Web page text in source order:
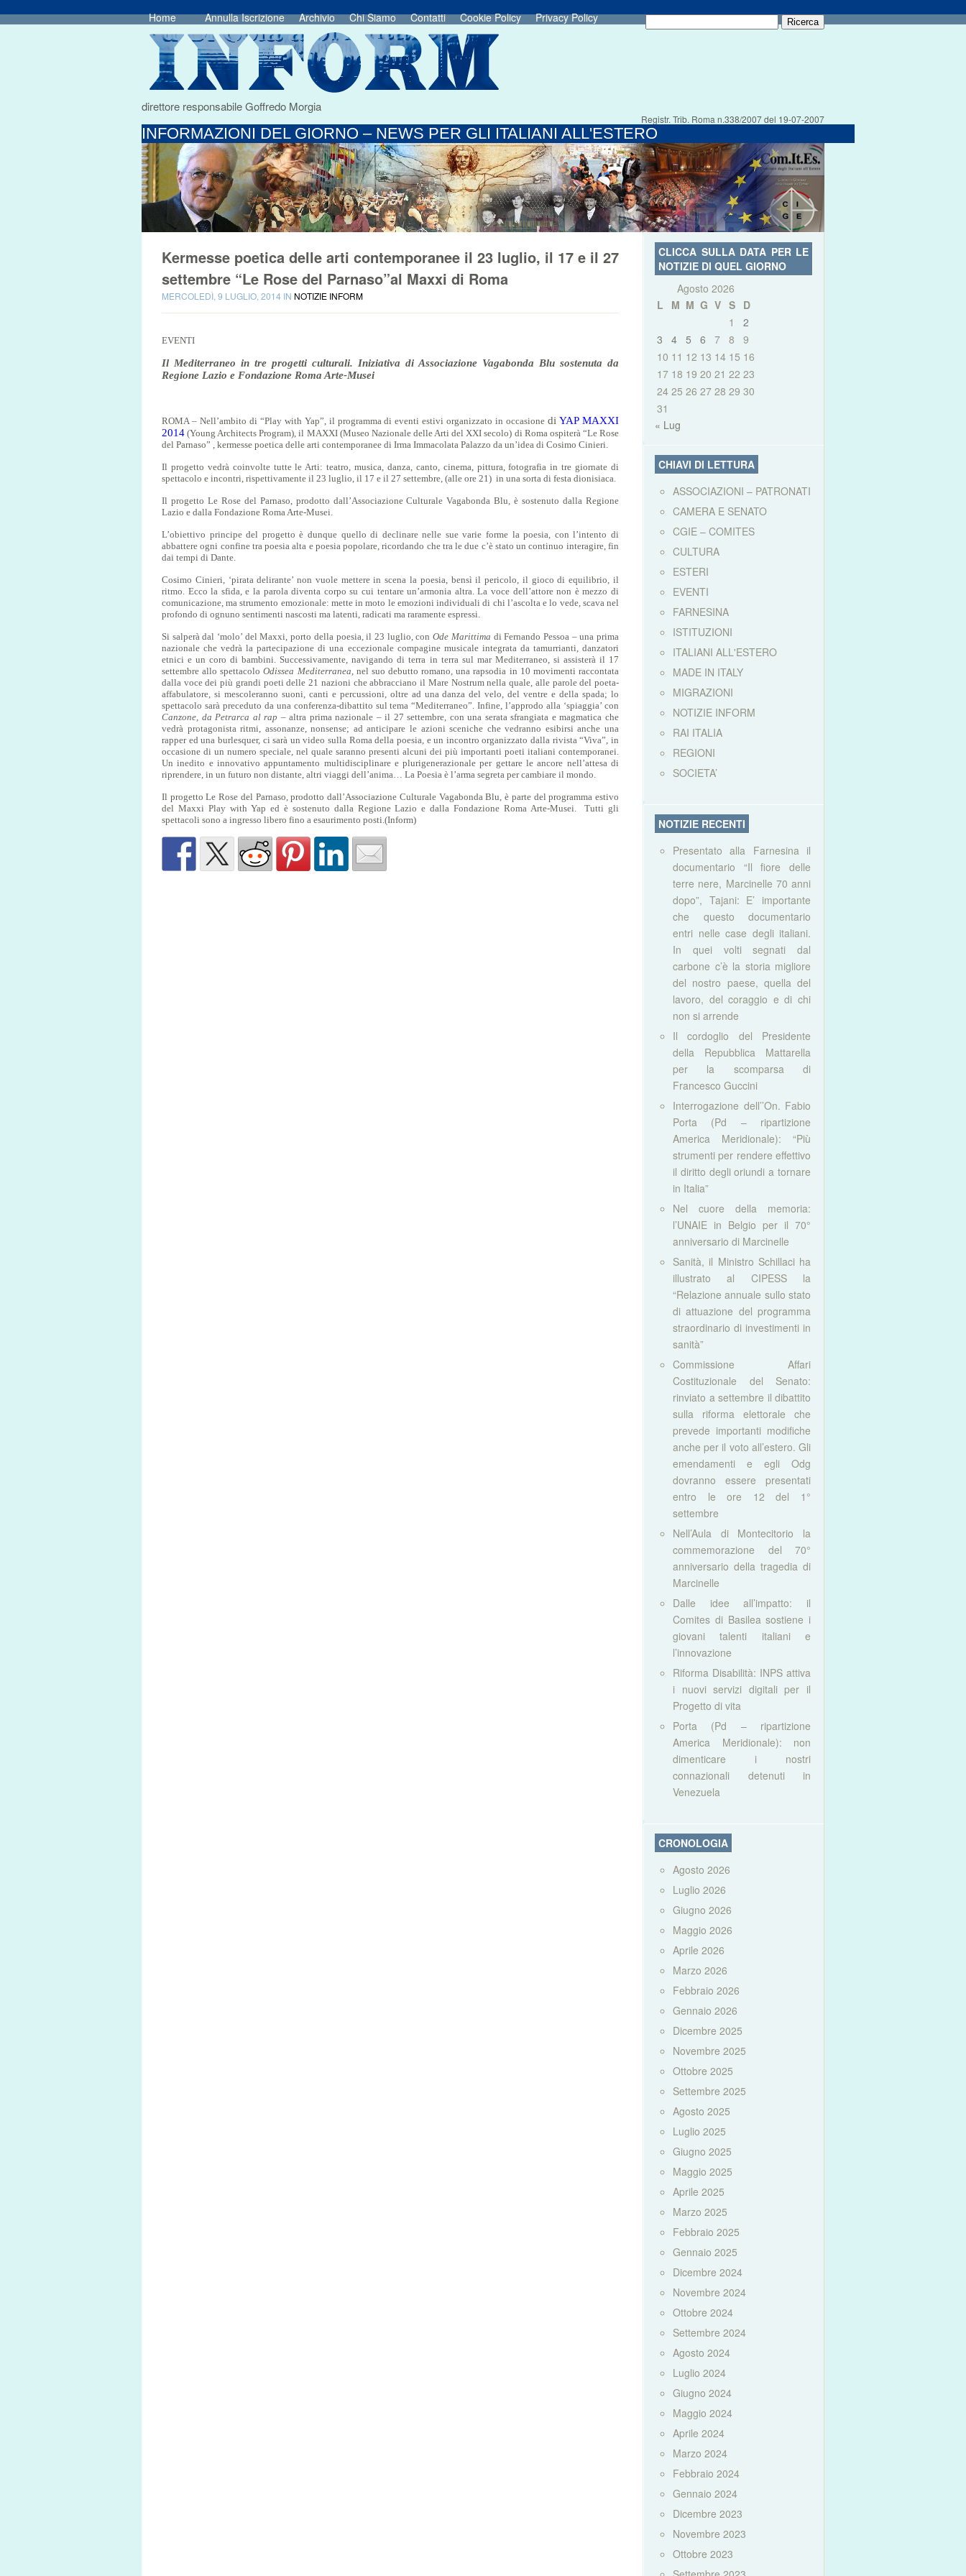
Home Annulla Iscrizione Archivio Chi Siamo Contatti Cookie Policy Privacy Policy
direttore responsabile Goffredo Morgia
Registr. Trib. Roma n.338/2007 del 19-07-2007
INFORMAZIONI DEL GIORNO – NEWS PER GLI ITALIANI ALL'ESTERO
Kermesse poetica delle arti contemporanee il 23 luglio, il 17 e il 27
settembre “Le Rose del Parnaso”al Maxxi di Roma
MERCOLEDÌ, 9 LUGLIO, 2014 IN NOTIZIE INFORM
EVENTI
Il Mediterraneo in tre progetti culturali. Iniziativa di Associazione Vagabonda Blu sostenuta da
Regione Lazio e Fondazione Roma Arte-Musei
ROMA – Nell’ambito di “Play with Yap”, il programma di eventi estivi organizzato in occasionediYAP MAXXI
2014 (Young Architects Program), il MAXXI (Museo Nazionale delle Arti del XXI secolo) di Roma ospiterà “Le Rose
del Parnaso” , kermesse poetica delle arti contemporanee di Irma Immacolata Palazzo da un’idea di Cosimo Cinieri.
Il progetto vedrà coinvolte tutte le Arti: teatro, musica, danza, canto, cinema, pittura, fotografia in tre giornate di
spettacolo e incontri, rispettivamente il 23 luglio, il 17 e il 27 settembre, (alle ore 21) in una sorta di festa dionisiaca.
Il progetto Le Rose del Parnaso, prodotto dall’Associazione Culturale Vagabonda Blu, è sostenuto dalla Regione
Lazio e dalla Fondazione Roma Arte-Musei.
L’obiettivo principe del progetto è dunque quello di declinare nelle sue varie forme la poesia, con l’intento di
abbattere ogni confine tra poesia alta e poesia popolare, ricordando che tra le due c’è stato un continuo interagire, fin
dai tempi di Dante.
Cosimo Cinieri, ‘pirata delirante’ non vuole mettere in scena la poesia, bensì il pericolo, il gioco di equilibrio, il
ritmo. Ecco la sfida, e la parola diventa corpo su cui tentare un’armonia altra. La voce dell’attore non è mezzo di
comunicazione, ma strumento emozionale: mette in moto le emozioni individuali di chi l’ascolta e lo vede, scava nel
profondo di ognuno sentimenti nascosti ma latenti, radicati ma raramente espressi.
Si salperà dal ‘molo’ del Maxxi, porto della poesia, il 23 luglio, conOde Marittima di Fernando Pessoa – una prima
nazionale che vedrà la partecipazione di una eccezionale compagine musicale integrata da tamurrianti, danzatori
etnici e un coro di bambini. Successivamente, navigando di terra in terra sul mar Mediterraneo, si assisterà il 17
settembre allo spettacoloOdissea Mediterranea, nel suo debutto romano, una rapsodia in 10 movimenti raccontata
dalla voce dei più grandi poeti delle 21 nazioni che abbracciano il Mare Nostrum nella quale, alle parole del poeta-
affabulatore, si mescoleranno suoni, canti e percussioni, oltre ad una danza del velo, del ventre e della spada; lo
spettacolo sarà preceduto da una conferenza-dibattito sul tema “Mediterraneo”. Infine, l’approdo alla ‘spiaggia’ con
Canzone, da Petrarca al rap – altra prima nazionale – il 27 settembre, con una serata sfrangiata e magmatica che
vedrà protagonista ritmi, assonanze, nonsense; ad anticipare le azioni sceniche che vedranno esibirsi anche una
rapper ed una burlesquer, ci sarà un video sulla Roma della poesia, e un incontro organizzato dalla rivista “Viva”, in
occasione di un numero speciale, nel quale saranno presenti alcuni dei più importanti poeti italiani contemporanei.
Un inedito e innovativo appuntamento multidisciplinare e plurigenerazionale per gettare le ancore nell’attesa di
riprendere, in un futuro non distante, altri viaggi dell’anima… La Poesia è l’arma segreta per cambiare il mondo.
Il progetto Le Rose del Parnaso, prodotto dall’Associazione Culturale Vagabonda Blu, è parte del programma estivo
del Maxxi Play with Yap ed è sostenuto dalla Regione Lazio e dalla Fondazione Roma Arte-Musei. Tutti gli
spettacoli sono a ingresso libero fino a esaurimento posti.(Inform)
CLICCA SULLA DATA PER LE
NOTIZIE DI QUEL GIORNO
Agosto 2026
L
M M G V S D
1
2
3
4 5 6 7 8
9
10 11 12 13 14 15 16
17 18 19 20 21 22 23
24 25 26 27 28 29 30
31
« Lug
CHIAVI DI LETTURA
ASSOCIAZIONI – PATRONATI
CAMERA E SENATO
CGIE – COMITES
CULTURA
ESTERI
EVENTI
FARNESINA
ISTITUZIONI
ITALIANI ALL'ESTERO
MADE IN ITALY
MIGRAZIONI
NOTIZIE INFORM
RAI ITALIA
REGIONI
SOCIETA’
NOTIZIE RECENTI
Presentato alla Farnesina il
documentario “Il fiore delle
terre nere, Marcinelle 70 anni
dopo”, Tajani: E’ importante
che questo documentario
entri nelle case degli italiani.
In quei volti segnati dal
carbone c’è la storia migliore
del nostro paese, quella del
lavoro, del coraggio e di chi
non si arrende
Il cordoglio del Presidente
della Repubblica Mattarella
per la scomparsa di
Francesco Guccini
Interrogazione dell’’On. Fabio
Porta (Pd – ripartizione
America Meridionale): “Più
strumenti per rendere effettivo
il diritto degli oriundi a tornare
in Italia”
Nel cuore della memoria:
l’UNAIE in Belgio per il 70°
anniversario di Marcinelle
Sanità, il Ministro Schillaci ha
illustrato al CIPESS la
“Relazione annuale sullo stato
di attuazione del programma
straordinario di investimenti in
sanità”
Commissione Affari
Costituzionale del Senato:
rinviato a settembre il dibattito
sulla riforma elettorale che
prevede importanti modifiche
anche per il voto all’estero. Gli
emendamenti e egli Odg
dovranno essere presentati
entro le ore 12 del 1°
settembre
Nell’Aula di Montecitorio la
commemorazione del 70°
anniversario della tragedia di
Marcinelle
Dalle idee all’impatto: il
Comites di Basilea sostiene i
giovani talenti italiani e
l’innovazione
Riforma Disabilità: INPS attiva
i nuovi servizi digitali per il
Progetto di vita
Porta (Pd – ripartizione
America Meridionale): non
dimenticare i nostri
connazionali detenuti in
Venezuela
CRONOLOGIA
Agosto 2026
Luglio 2026
Giugno 2026
Maggio 2026
Aprile 2026
Marzo 2026
Febbraio 2026
Gennaio 2026
Dicembre 2025
Novembre 2025
Ottobre 2025
Settembre 2025
Agosto 2025
Luglio 2025
Giugno 2025
Maggio 2025
Aprile 2025
Marzo 2025
Febbraio 2025
Gennaio 2025
Dicembre 2024
Novembre 2024
Ottobre 2024
Settembre 2024
Agosto 2024
Luglio 2024
Giugno 2024
Maggio 2024
Aprile 2024
Marzo 2024
Febbraio 2024
Gennaio 2024
Dicembre 2023
Novembre 2023
Ottobre 2023